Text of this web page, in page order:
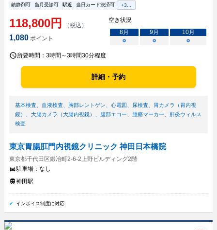
鎮静剤可 当月受診可 駅近 当日カード決済可 +3...
118,800円 （税込）
1,080ポイント
空き状況
8月 9月 10月
○
○ ○
所要時間： 3時間～3時間30分程度
詳細・予約
基本検査、 血液検査、 胸部レントゲン 心電図 尿検査、 胃カメラ（胃内視
鏡）
大腸カメラ（大腸内視鏡） 腹部エコー 腫瘍マーカー
肝炎ウィルス
検査
東京胃腸肛門内視鏡クリニック 神田日本橋院
東京都千代田区鍛冶町2-6-2上野ビルディング2階
駐車場： なし
神田駅
インボイス制度に対応